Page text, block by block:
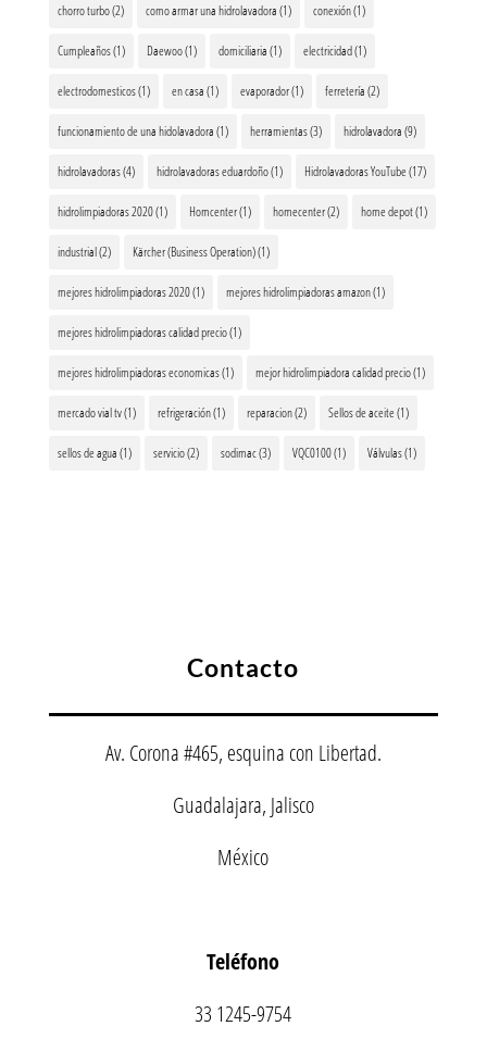
chorro turbo(2) como armar una hidrolavadora(1) conexión(1)
Cumpleaños(1) Daewoo(1) domiciliaria(1) electricidad(1)
electrodomesticos(1) en casa(1) evaporador(1) ferretería(2)
funcionamiento de una hidolavadora(1) herramientas(3) hidrolavadora(9)
hidrolavadoras(4) hidrolavadoras eduardoño(1) Hidrolavadoras YouTube(17)
hidrolimpiadoras 2020(1) Homcenter(1) homecenter(2) home depot(1)
industrial(2) Kärcher (Business Operation)(1)
mejores hidrolimpiadoras 2020(1) mejores hidrolimpiadoras amazon(1)
mejores hidrolimpiadoras calidad precio(1)
mejores hidrolimpiadoras economicas(1) mejor hidrolimpiadora calidad precio(1)
mercado vial tv(1) refrigeración(1) reparacion(2) Sellos de aceite(1)
sellos de agua(1) servicio(2) sodimac(3) VQC0100(1) Válvulas(1)
Contacto
Av. Corona #465, esquina con Libertad.
Guadalajara, Jalisco
México
Teléfono
33 1245-9754